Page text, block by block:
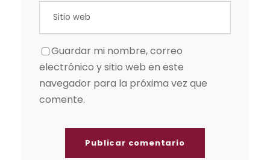
Guardar mi nombre, correo
electrónico y sitio web en este
navegador para la próxima vez que
comente.